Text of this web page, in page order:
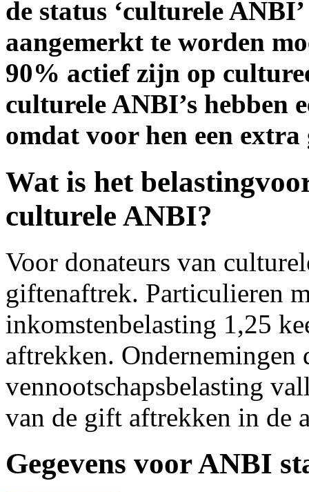
de status ‘culturele
aangemerkt te worden
90% actief zijn op
culturele ANBI’s hebben
omdat voor hen een
Wat is het
culturele ANBI?
Voor donateurs van
giftenaftrek. Particulieren
inkomstenbelasting 1,25
aftrekken. Ondernemingen
vennootschapsbelasting
van de gift aftrekken in de
Gegevens voor ANBI